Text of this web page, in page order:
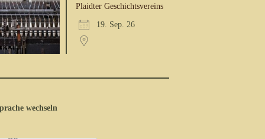
Plaidter Geschichtsvereins
19. Sep. 26
wechseln